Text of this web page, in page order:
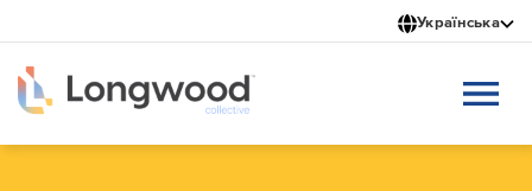
до
основного
вмісту
Українська